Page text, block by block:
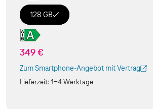
128 GB
349 €
Zum Smartphone-Angebot mit Vertrag
(Der Link wird in einem neuen Tab geöffnet)
Lieferzeit:1-4 Werktage